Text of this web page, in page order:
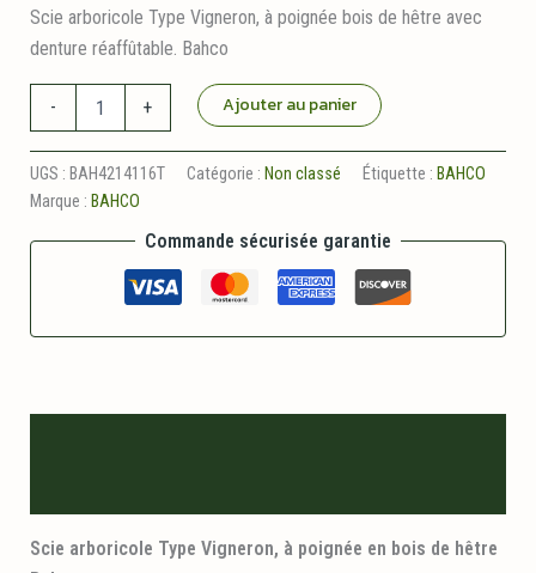
prix
initial
était :
34,95 €.
prix
actuel
est :
29,95 €.
Scie arboricole Type Vigneron, à poignée bois de hêtre avec
denture réaffûtable. Bahco
-
Arboricole
Type
Vigneron
Lame
Bois
+ Ajouter au panier
UGS : BAH4214116T Catégorie : Non classé Étiquette : BAHCO
Marque : BAHCO
Commande sécurisée garantie
Scie arboricole Type Vigneron, à poignée en bois de hêtre